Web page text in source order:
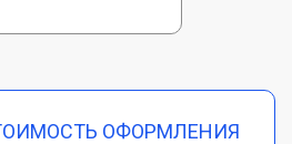
ОФОРМЛЕНИЯ